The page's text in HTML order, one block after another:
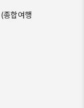
합여행